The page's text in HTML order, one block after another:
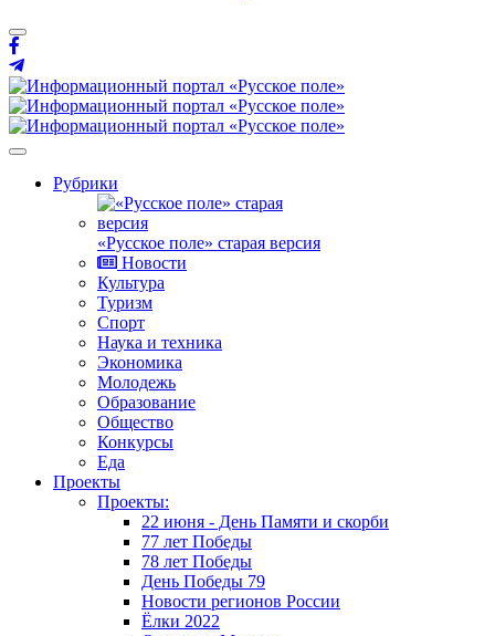
Рубрики
«Русское поле» старая версия
Новости
Культура
Туризм
Спорт
Наука и техника
Экономика
Молодежь
Образование
Общество
Конкурсы
Еда
Проекты
Проекты:
22 июня - День Памяти и скорби
77 лет Победы
78 лет Победы
День Победы 79
Новости регионов России
Ёлки 2022